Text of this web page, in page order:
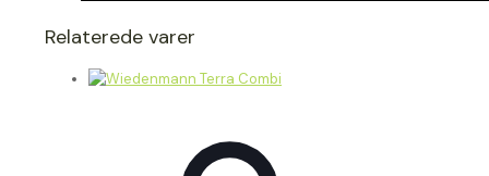
Relaterede varer